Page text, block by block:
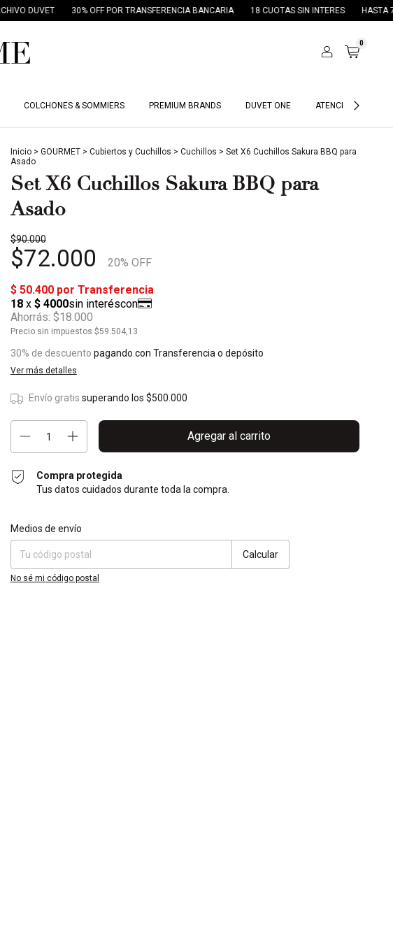
30% OFF POR TRANSFERENCIA BANCARIA 18 CUOTAS SIN INTERES HASTA 70% OFF
0
COLCHONES & SOMMIERS PREMIUM BRANDS DUVET ONE ATENCIÓN HOTELES
Inicio > GOURMET > Cubiertos y Cuchillos > Cuchillos > Set X6 Cuchillos Sakura BBQ para
Asado
Set X6 Cuchillos Sakura BBQ para
Asado
$90.000
$72.000 20% OFF
Ahorrás: $18.000
Precio sin impuestos $59.504,13
30% de descuento pagando con Transferencia o depósito
Ver más detalles
Envío gratis superando los$500.000
Compra protegida
Tus datos cuidados durante toda la compra.
Entregas para el CP:
Medios de envío
Calcular
No sé mi código postal